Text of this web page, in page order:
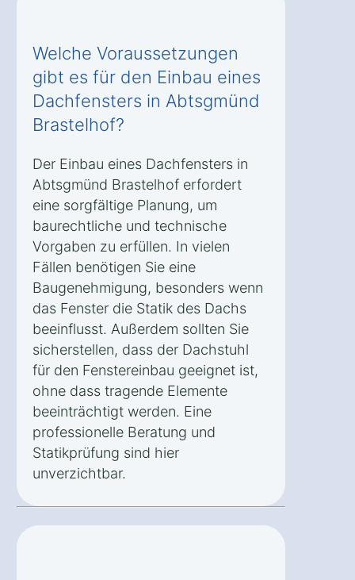
Welche Voraussetzungen
gibt es für den Einbau eines
Dachfensters in Abtsgmünd
Brastelhof?
Der Einbau eines Dachfensters in
Abtsgmünd Brastelhof erfordert
eine sorgfältige Planung, um
baurechtliche und technische
Vorgaben zu erfüllen. In vielen
Fällen benötigen Sie eine
Baugenehmigung, besonders wenn
das Fenster die Statik des Dachs
beeinflusst. Außerdem sollten Sie
sicherstellen, dass der Dachstuhl
für den Fenstereinbau geeignet ist,
ohne dass tragende Elemente
beeinträchtigt werden. Eine
professionelle Beratung und
Statikprüfung sind hier
unverzichtbar.